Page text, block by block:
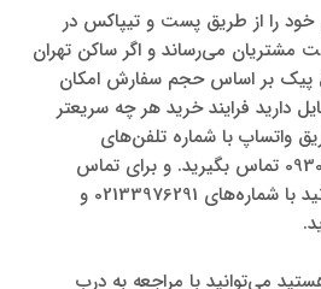
خود را از طریق پست و تیپاکس در
مشتریان می‌رساند و اگر ساکن تهران
پیک بر اساس حجم سفارش امکان
دارید فرایند خرید هر چه سریعتر
واتساپ با شماره‌ تلفن‌های
09128713771 و 09302906860 تماس بگیرید. و برای تماس
مستقیم با دفتر نیز می‌توانید با شماره‌های 02133976291 و
می‌توانید با مراجعه به درب